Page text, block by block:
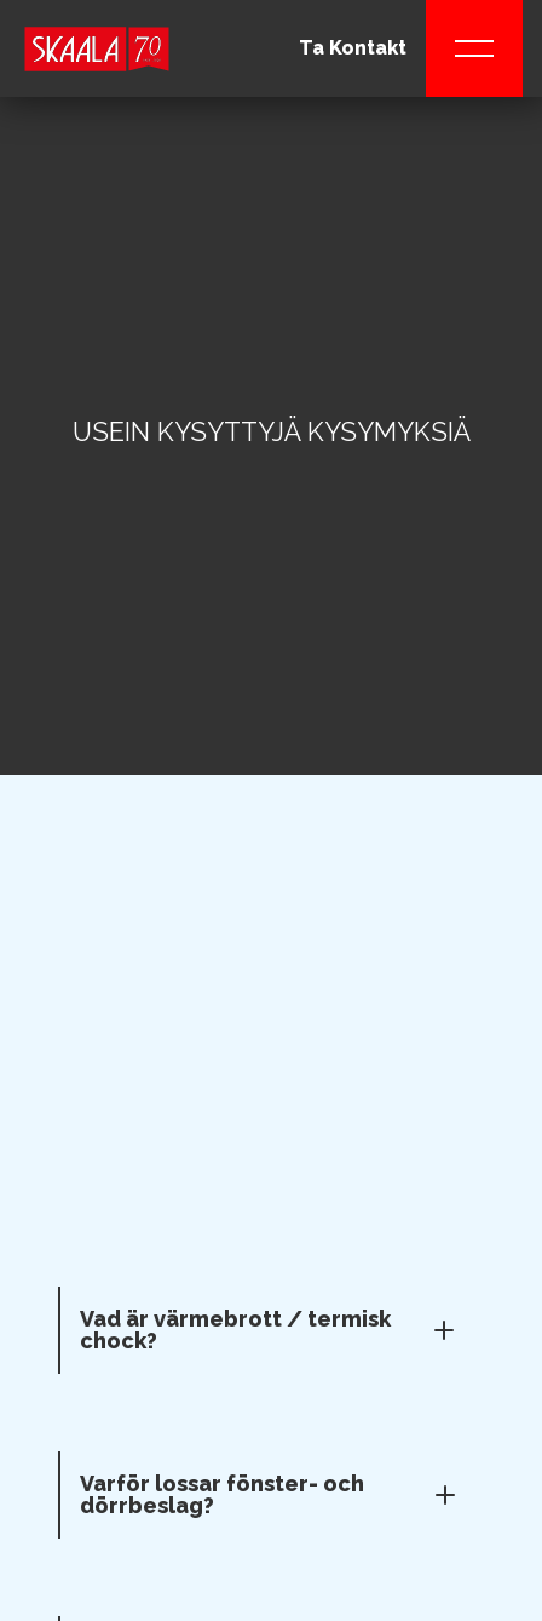
Ta Kontakt
USEIN KYSYTTYJÄ KYSYMYKSIÄ
Vad är värmebrott / termisk
chock?
Varför lossar fönster- och
dörrbeslag?